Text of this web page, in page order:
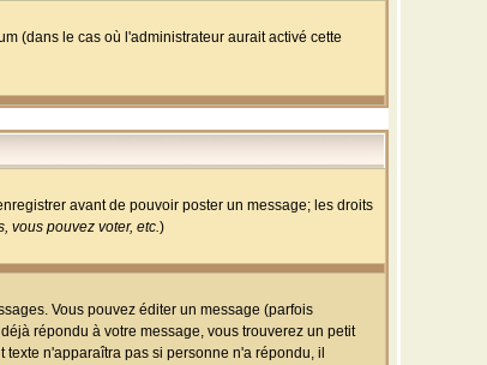
(dans le cas où l'administrateur aurait activé cette
avant de pouvoir poster un message; les droits
vous pouvez voter, etc.)
Vous pouvez éditer un message (parfois
répondu à votre message, vous trouverez un petit
n'apparaîtra pas si personne n'a répondu, il